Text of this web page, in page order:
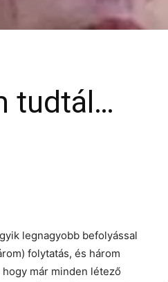
tudtál…
legnagyobb befolyással
folytatás, és három
már minden létező